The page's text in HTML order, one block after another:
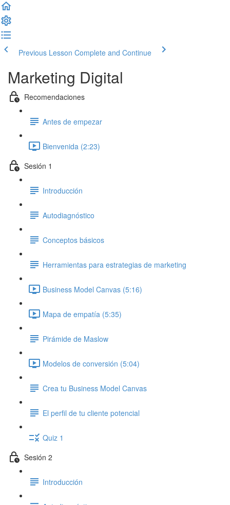
Previous Lesson Complete and Continue
Marketing Digital
Recomendaciones
Antes de empezar
Bienvenida (2:23)
Sesión 1
Introducción
Autodiagnóstico
Conceptos básicos
Herramientas para estrategias de marketing
Business Model Canvas (5:16)
Mapa de empatía (5:35)
Pirámide de Maslow
Modelos de conversión (5:04)
Crea tu Business Model Canvas
El perfil de tu cliente potencial
Quiz 1
Sesión 2
Introducción